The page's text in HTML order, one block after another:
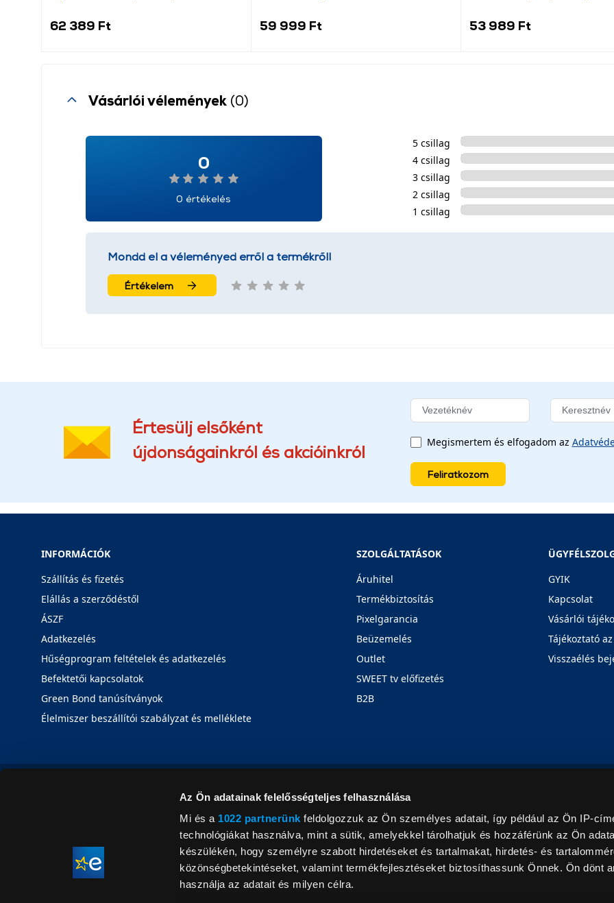
Az Ön adatainak felelősségteljes felhasználása
Mi és a 1022 partnerünk feldolgozzuk az Ön személyes adatait, így például az Ön IP-
technológiákat használva, mint a sütik, amelyekkel tárolhatjuk és hozzáférünk az Ön
készülékén, hogy személyre szabott hirdetéseket és tartalmakat, hirdetés- és
közönségbetekintéseket, valamint termékfejlesztéseket biztosíthassunk Önnek. Ön dönt
használja az adatait és milyen célra.
62 389 Ft 59 999 Ft 53 989 Ft
Vásárlói vélemények (0)
0
0 értékelés
5 csillag
4 csillag
3 csillag
2 csillag
1 csillag
Mondd el a véleményed erről a termékről!
Értékelem
Értesülj elsőként
újdonságainkról és akcióinkról
Megismertem és elfogadom az
Feliratkozom
INFORMÁCIÓK
Szállítás és fizetés
Elállás a szerződéstől
ÁSZF
Adatkezelés
Hűségprogram feltételek és adatkezelés
Befektetői kapcsolatok
Green Bond tanúsítványok
Élelmiszer beszállítói szabályzat és melléklete
SZOLGÁLTATÁSOK
Áruhitel
Termékbiztosítás
Pixelgarancia
Beüzemelés
Outlet
SWEET tv előfizetés
B2B
GYIK
Kapcsolat
Vásárlói
Tájékoztató
Visszaélés
© 2026. Minden jog fenntartva! Euronics Műszaki Áruházlánc